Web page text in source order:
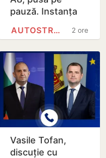
pauză. Instanța
suspendat
2 ore
AUTOSTRADA A8 (ROMÂNIA)
Vasile Tofan,
discuție cu